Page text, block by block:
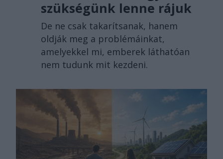
szükségünk lenne rájuk
De ne csak takarítsanak, hanem
oldják meg a problémáinkat,
amelyekkel mi, emberek láthatóan
nem tudunk mit kezdeni.